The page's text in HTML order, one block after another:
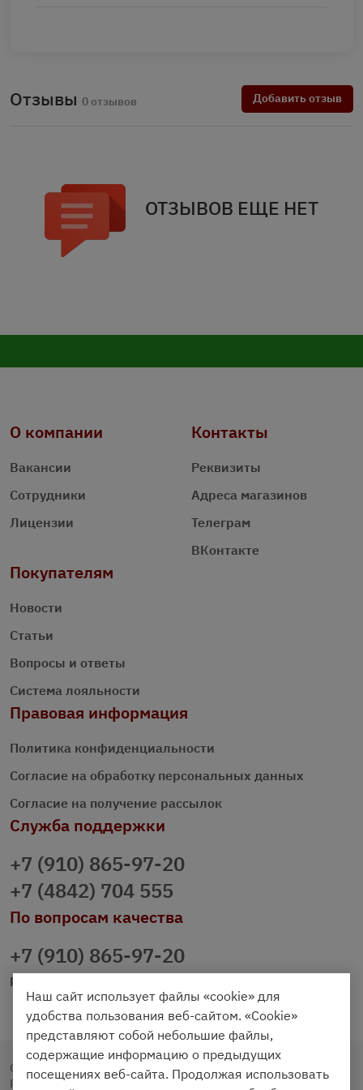
Отзывы 0 отзывов Добавить отзыв
ОТЗЫВОВ ЕЩЕ НЕТ
О компании
Вакансии
Сотрудники
Лицензии
Контакты
Реквизиты
Адреса магазинов
Телеграм
ВКонтакте
Покупателям
Новости
Статьи
Вопросы и ответы
Система лояльности
Правовая информация
Политика конфиденциальности
Согласие на обработку персональных данных
Согласие на получение рассылок
Служба поддержки
+7 (910) 865-97-20
+7 (4842) 704 555
По вопросам качества
+7 (910) 865-97-20
prazdnichniy40@palmi.ru
Copyright © 2020 - 2026. Праздничный Стол.
Разработка и продвижение - Vegas Studio
Наш сайт использует файлы «cookie» для
удобства пользования веб-сайтом. «Cookie»
представляют собой небольшие файлы,
содержащие информацию о предыдущих
посещениях веб-сайта. Продолжая использовать